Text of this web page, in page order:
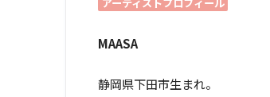
MAASA
静岡県下田市生まれ。